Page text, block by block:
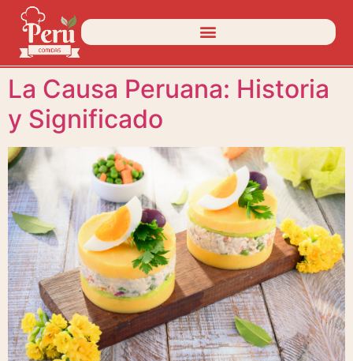
La Causa Peruana: Historia
y Significado